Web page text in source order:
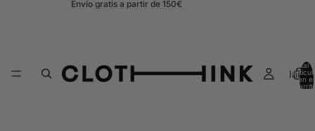
Envío gratis a partir de 150€
Inicio
Total
en el